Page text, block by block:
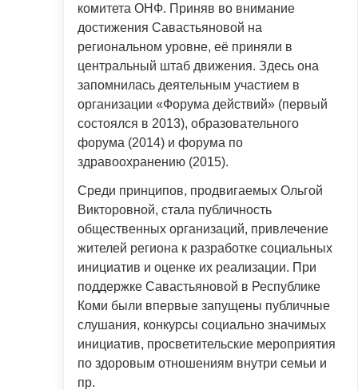
комитета ОНФ. Приняв во внимание
достижения Савастьяновой на
региональном уровне, её приняли в
центральный штаб движения. Здесь она
запомнилась деятельным участием в
организации «Форума действий» (первый
состоялся в 2013), образовательного
форума (2014) и форума по
здравоохранению (2015).
Среди принципов, продвигаемых Ольгой
Викторовной, стала публичность
общественных организаций, привлечение
жителей региона к разработке социальных
инициатив и оценке их реализации. При
поддержке Савастьяновой в Республике
Коми были впервые запущены публичные
слушания, конкурсы социально значимых
инициатив, просветительские мероприятия
по здоровым отношениям внутри семьи и
пр.